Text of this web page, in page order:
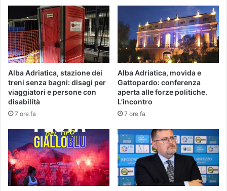
Alba Adriatica, stazione dei
treni senza bagni: disagi per
viaggiatori e persone con
disabilità
7 ore fa
Alba Adriatica, movida e
Gattopardo: conferenza
aperta alle forze politiche.
L’incontro
7 ore fa